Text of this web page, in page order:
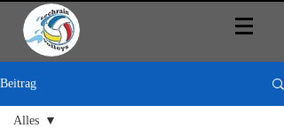
Beitrag
Alles